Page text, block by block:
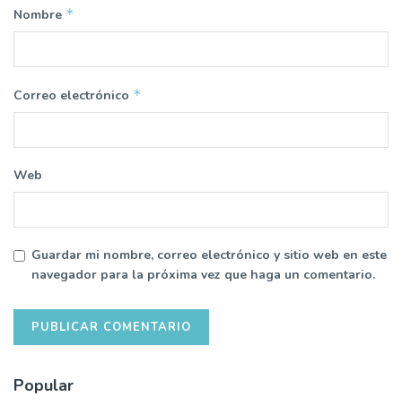
Nombre *
Correo electrónico *
Web
Guardar mi nombre, correo electrónico y sitio web en este
navegador para la próxima vez que haga un comentario.
Popular